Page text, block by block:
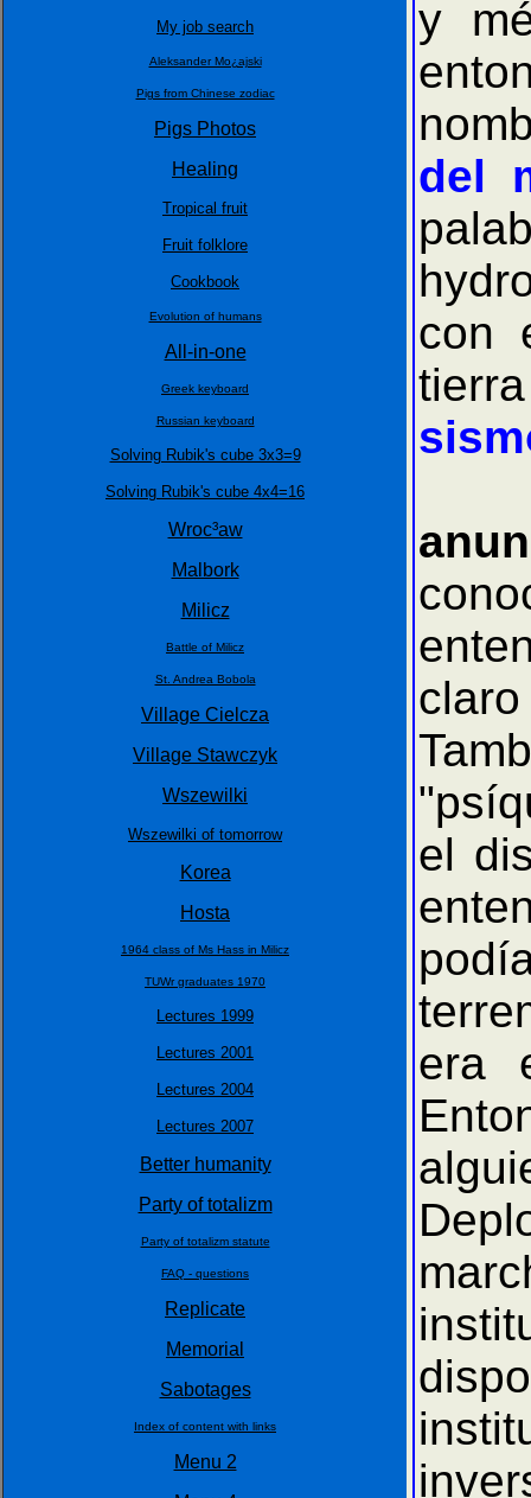
My job search
Aleksander Mo¿ajski
Pigs from Chinese zodiac
Pigs Photos
Healing
Tropical fruit
Fruit folklore
Cookbook
Evolution of humans
All-in-one
Greek keyboard
Russian keyboard
Solving Rubik's cube 3x3=9
Solving Rubik's cube 4x4=16
Wroc³aw
Malbork
Milicz
Battle of Milicz
St. Andrea Bobola
Village Cielcza
Village Stawczyk
Wszewilki
Wszewilki of tomorrow
Korea
Hosta
1964 class of Ms Hass in Milicz
TUWr graduates 1970
Lectures 1999
Lectures 2001
Lectures 2004
Lectures 2007
Better humanity
Party of totalizm
Party of totalizm statute
FAQ - questions
Replicate
Memorial
Sabotages
Index of content with links
Menu 2
y
del
con
el
era